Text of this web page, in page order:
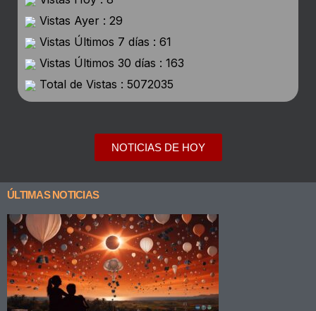
Vistas Ayer : 29
Vistas Últimos 7 días : 61
Vistas Últimos 30 días : 163
Total de Vistas : 5072035
NOTICIAS DE HOY
ÚLTIMAS NOTICIAS